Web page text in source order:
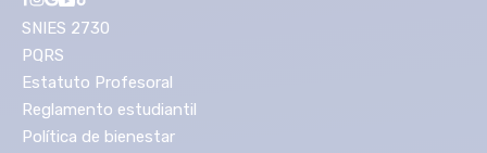
SNIES 2730
PQRS
Estatuto Profesoral
Reglamento estudiantil
Política de bienestar